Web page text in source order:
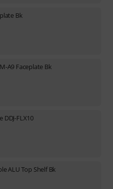
Bk
A9 Faceplate Bk
DDJ-FLX10
ALU Top Shelf Bk